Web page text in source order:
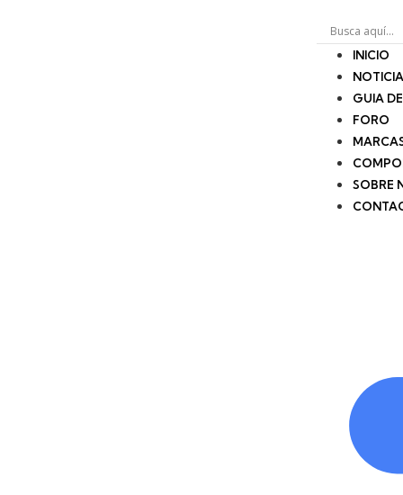
INICIO
GUIA
FORO
SOBRE